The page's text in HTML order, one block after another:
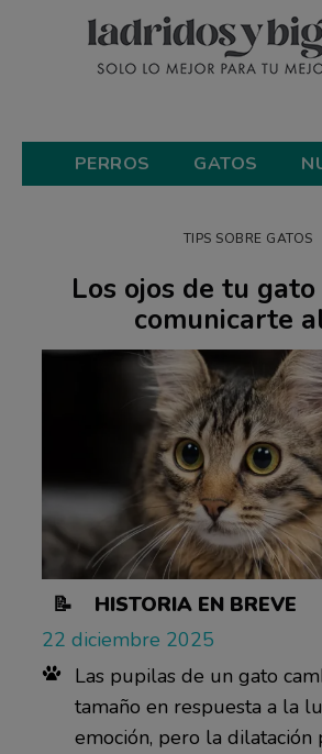
PERROS GATOS
TIPS SOBRE GATOS
Los ojos de tu
comunicarte
22 diciembre 2025
📝 HISTORIA EN BREVE
Las pupilas de un gato
tamaño en respuesta a la
emoción, pero la dilatación